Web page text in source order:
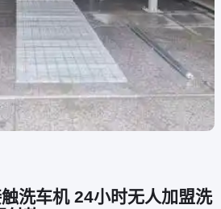
洗车机 24小时无人加盟洗